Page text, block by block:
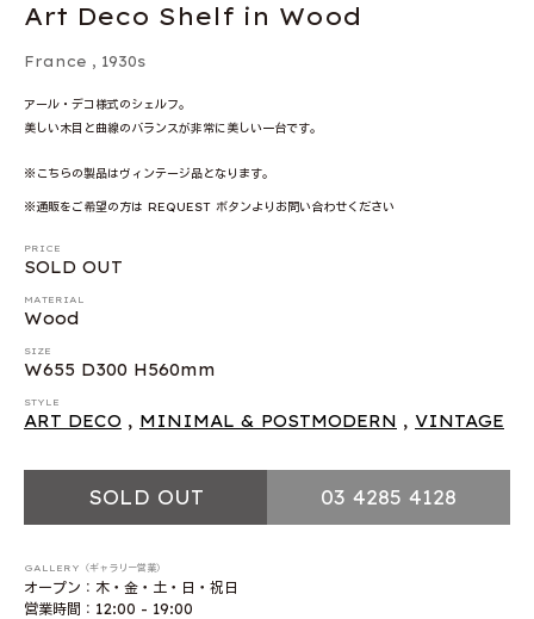
Art Deco Shelf in Wood
France , 1930s
アール・デコ様式のシェルフ。
美しい木目と曲線のバランスが非常に美しい一台です。
※こちらの製品はヴィンテージ品となります。
※通販をご希望の方は REQUEST ボタンよりお問い合わせください
PRICE
SOLD OUT
MATERIAL
Wood
SIZE
W655 D300 H560mm
STYLE
ART DECO , MINIMAL & POSTMODERN , VINTAGE
SOLD OUT 03 4285 4128
GALLERY（ギャラリー営業）
オープン：木・金・土・日・祝日
営業時間：12:00 - 19:00